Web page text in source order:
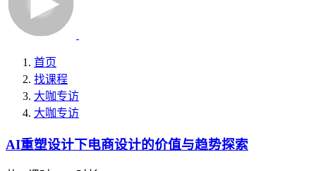
首页
找课程
大咖专访
大咖专访
AI重塑设计下电商设计的价值与趋势探索